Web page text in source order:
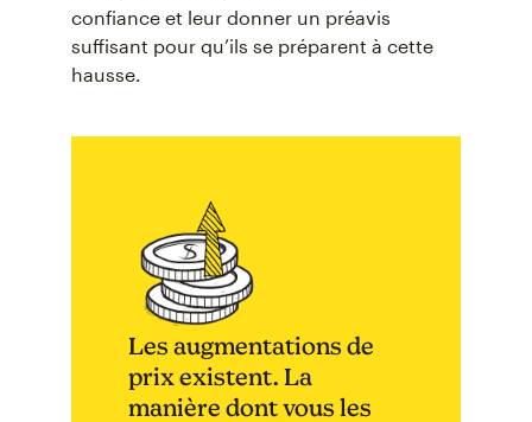
confiance et leur donner un préavis
suffisant pour qu’ils se préparent à cette
hausse.
Les augmentations de
prix existent. La
manière dont vous les